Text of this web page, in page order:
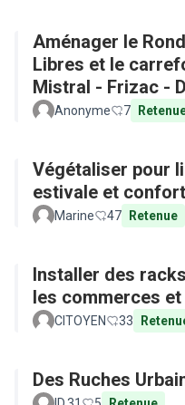
Aménager le
Libres et le
Mistral - Frizac -
Anonyme 7
Végétaliser pour
estivale et
Marine 47 Retenue
Installer des
les commerces
CITOYEN 33
Des Ruches